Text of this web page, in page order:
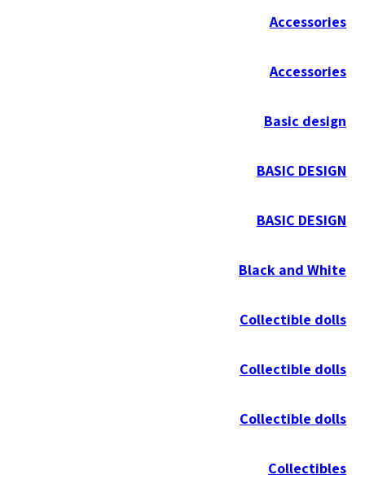
Accessories
Accessories
Basic design
BASIC DESIGN
BASIC DESIGN
Black and White
Collectible dolls
Collectible dolls
Collectible dolls
Collectibles